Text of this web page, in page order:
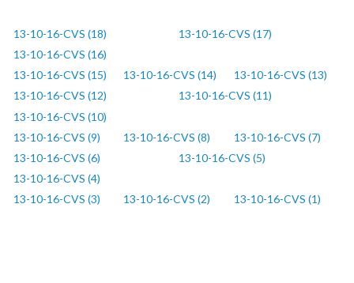
13-10-16-CVS (18)
13-10-16-CVS (17)
13-10-16-CVS (16)
13-10-16-CVS (15)
13-10-16-CVS (14)
13-10-16-CVS (13)
13-10-16-CVS (12)
13-10-16-CVS (11)
13-10-16-CVS (10)
13-10-16-CVS (9)
13-10-16-CVS (8)
13-10-16-CVS (7)
13-10-16-CVS (6)
13-10-16-CVS (5)
13-10-16-CVS (4)
13-10-16-CVS (3)
13-10-16-CVS (2) 13-10-16-CVS (1)